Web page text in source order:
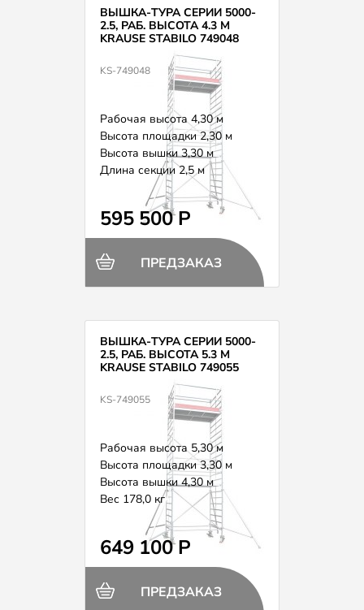
ВЫШКА-ТУРА СЕРИИ 5000-
2.5, РАБ. ВЫСОТА 4.3 М
KRAUSE STABILO 749048
KS-749048
Рабочая высота 4,30 м
Высота площадки 2,30 м
Высота вышки 3,30 м
Длина секции 2,5 м
Вес 166,0 кг
595 500 Р
ПРЕДЗАКАЗ
ВЫШКА-ТУРА СЕРИИ 5000-
2.5, РАБ. ВЫСОТА 5.3 М
KRAUSE STABILO 749055
KS-749055
Рабочая высота 5,30 м
Высота площадки 3,30 м
Высота вышки 4,30 м
Вес 178,0 кг
649 100 Р
ПРЕДЗАКАЗ